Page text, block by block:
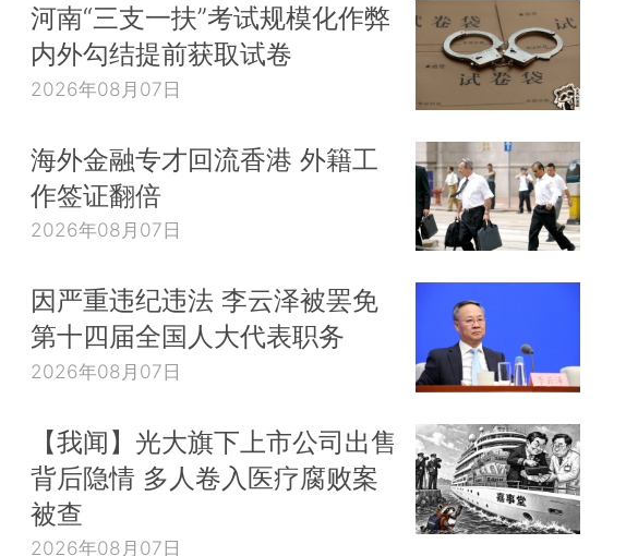
河南“三支一扶”考试规模化作弊
内外勾结提前获取试卷
2026年08月07日
海外金融专才回流香港 外籍工
作签证翻倍
2026年08月07日
因严重违纪违法 李云泽被罢免
第十四届全国人大代表职务
2026年08月07日
【我闻】光大旗下上市公司出售
背后隐情 多人卷入医疗腐败案
被查
2026年08月07日